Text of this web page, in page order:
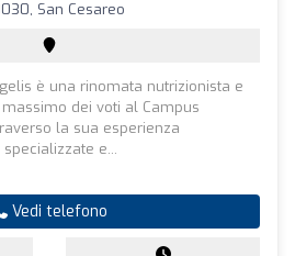
San Cesareo
è una rinomata nutrizionista e
dei voti al Campus
la sua esperienza
e...
Vedi telefono